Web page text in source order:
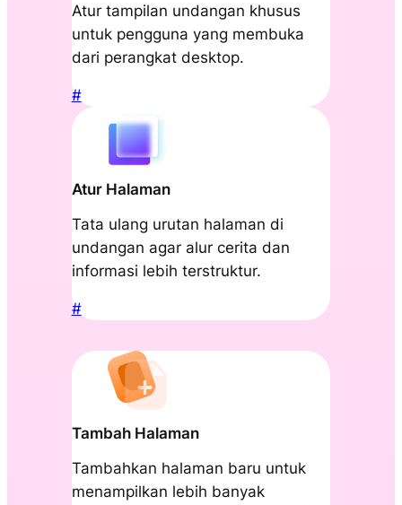
Atur tampilan undangan khusus
untuk pengguna yang membuka
dari perangkat desktop.
#
Atur Halaman
Tata ulang urutan halaman di
undangan agar alur cerita dan
informasi lebih terstruktur.
#
Tambah Halaman
Tambahkan halaman baru untuk
menampilkan lebih banyak